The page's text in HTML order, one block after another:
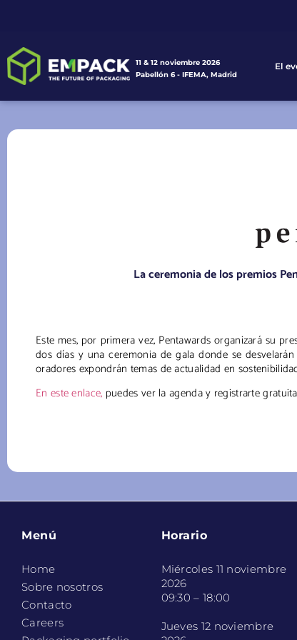
11 & 12 noviembre 2026
Pabellón 6 - IFEMA, Madrid
El
La ceremonia de los premios
Este mes, por primera vez, Pentawards organizará su
dos días y una ceremonia de gala donde se
oradores expondrán temas de actualidad en
En este enlace, puedes ver la agenda y registrarte
Menú
Home
Sobre nosotros
Contacto
Careers
Horario
Miércoles 11 noviembre
2026
09:30 – 18:00
Jueves 12 noviembre